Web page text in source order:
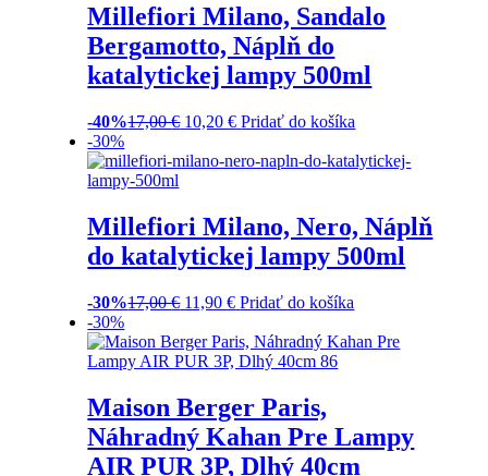
Millefiori Milano, Sandalo
Bergamotto, Náplň do
katalytickej lampy 500ml
-40%17,00€ 10,20€ Pridať do košíka
-30%
Millefiori Milano, Nero, Náplň
do katalytickej lampy 500ml
-30%17,00€ 11,90€ Pridať do košíka
-30%
Maison Berger Paris,
Náhradný Kahan Pre Lampy
AIR PUR 3P, Dlhý 40cm